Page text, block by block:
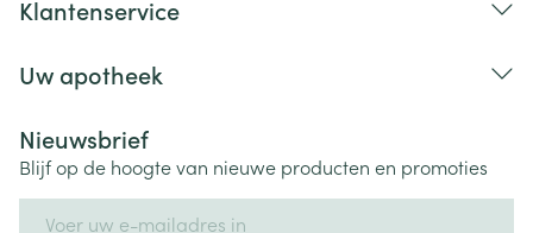
Klantenservice
Uw apotheek
Nieuwsbrief
Blijf op de hoogte van nieuwe producten en promoties